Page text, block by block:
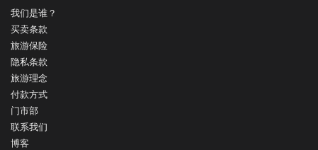
我们是谁？
买卖条款
旅游保险
隐私条款
旅游理念
付款方式
门市部
联系我们
博客